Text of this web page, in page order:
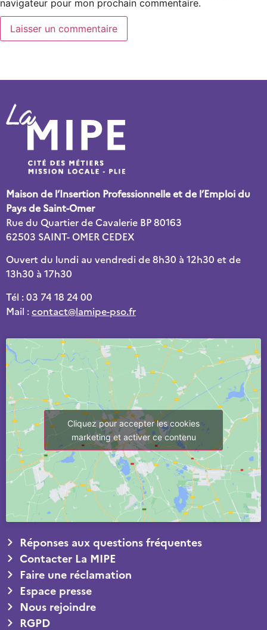
navigateur pour mon prochain commentaire.
Maison de l’Insertion Professionnelle et de l’Emploi du
Pays de Saint-Omer
Rue du Quartier de Cavalerie BP 80163
62503 SAINT- OMER CEDEX
Ouvert du lundi au vendredi de 8h30 à 12h30 et de
13h30 à 17h30
Tél : 03 74 18 24 00
Mail :contact@lamipe-pso.fr
Cliquez pour accepter les cookies
marketing et activer ce contenu
Réponses aux questions fréquentes
Contacter La MIPE
Faire une réclamation
Espace presse
Nous rejoindre
RGPD